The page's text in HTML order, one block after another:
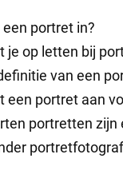
portret in?
je op letten bij
van een
een portret aan
portretten zijn